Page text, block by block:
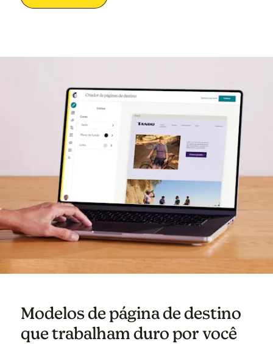
Modelos de página de destino
que trabalham duro por você